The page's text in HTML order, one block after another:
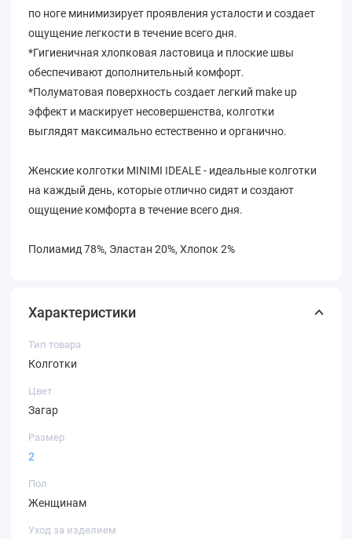
по ноге минимизирует проявления усталости и создает
ощущение легкости в течение всего дня.
*Гигиеничная хлопковая ластовица и плоские швы
обеспечивают дополнительный комфорт.
*Полуматовая поверхность создает легкий make up
эффект и маскирует несовершенства, колготки
выглядят максимально естественно и органично.
Женские колготки MINIMI IDEALE - идеальные колготки
на каждый день, которые отлично сидят и создают
ощущение комфорта в течение всего дня.
Полиамид 78%, Эластан 20%, Хлопок 2%
Характеристики
Тип товара
Колготки
Цвет
Загар
Размер
2
Пол
Женщинам
Уход за изделием